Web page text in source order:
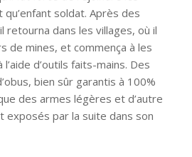
soldat. Après des
retourna dans les villages, où il
de mines, et commença à les
d’outils faits-mains. Des
bien sûr garantis à 100%
des armes légères et d’autre
exposés par la suite dans son